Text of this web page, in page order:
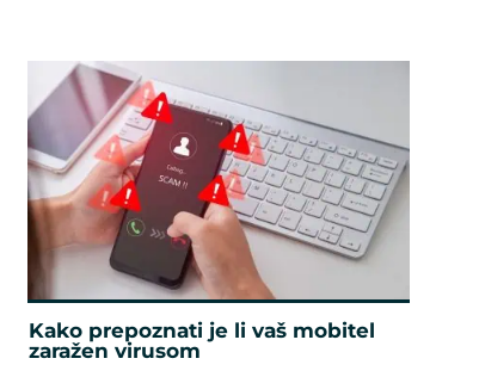
Kako prepoznati je li vaš mobitel
zaražen virusom